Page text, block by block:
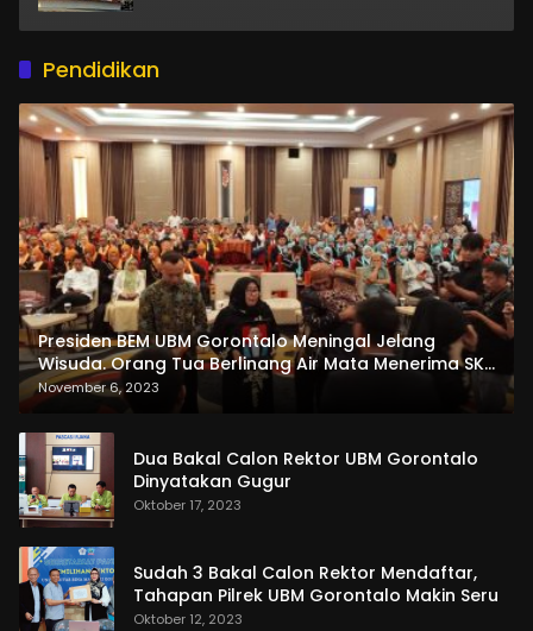
Pendidikan
Presiden BEM UBM Gorontalo Meningal Jelang
Wisuda. Orang Tua Berlinang Air Mata Menerima SKL
dan Pemasangan Salempang
November 6, 2023
Dua Bakal Calon Rektor UBM Gorontalo
Dinyatakan Gugur
Oktober 17, 2023
Sudah 3 Bakal Calon Rektor Mendaftar,
Tahapan Pilrek UBM Gorontalo Makin Seru
Oktober 12, 2023